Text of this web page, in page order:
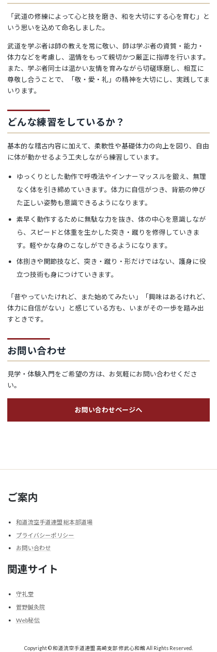
「武道の修練によって心と技を磨き、和を大切にする心を育む」と
いう思いを込めて命名しました。
武道を学ぶ者は師の教えを常に敬い、師は学ぶ者の資質・能力・
体力などを考慮し、温情をもって親切かつ厳正に指導を行います。
また、学ぶ者同士は温かい友情を育みながら切磋琢磨し、相互に
尊敬し合うことで、「敬・愛・礼」の精神を大切にし、実践してま
いります。
どんな練習をしているか？
基本的な稽古内容に加えて、柔軟性や基礎体力の向上を図り、自由
に体が動かせるよう工夫しながら練習しています。
ゆっくりとした動作で呼吸法やインナーマッスルを鍛え、無理
なく体を引き締めていきます。体力に自信がつき、背筋の伸び
た正しい姿勢も意識できるようになります。
素早く動作するために無駄な力を抜き、体の中心を意識しなが
ら、スピードと体重を生かした突き・蹴りを修得していきま
す。軽やかな身のこなしができるようになります。
体捌きや関節技など、突き・蹴り・形だけではない、護身に役
立つ技術も身につけていきます。
「昔やっていたけれど、また始めてみたい」「興味はあるけれど、
体力に自信がない」と感じている方も、いまがその一歩を踏み出
すときです。
お問い合わせ
見学・体験入門をご希望の方は、お気軽にお問い合わせくださ
い。
お問い合わせページへ
ご案内
和道流空手道連盟 総本部道場
プライバシーポリシー
お問い合わせ
関連サイト
守礼堂
菅野鍼灸院
Web秘伝
Copyright © 和道流空手道連盟 高崎支部 修武心和館 All Rights Reserved.